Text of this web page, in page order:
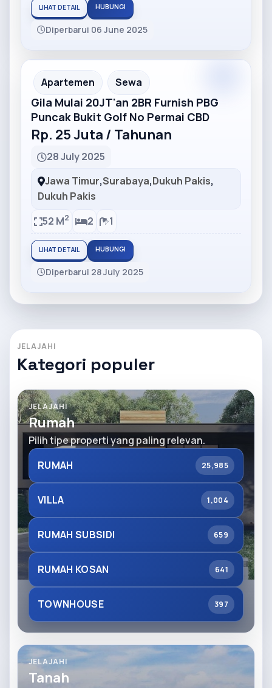
LIHAT DETAIL HUBUNGI
Diperbarui 06 June 2025
Partner Ad
Apartemen Sewa
Gila Mulai 20JT'an 2BR Furnish PBG
Puncak Bukit Golf No Permai CBD
Rp. 25 Juta / Tahunan
28 July 2025
Jawa Timur,Surabaya,Dukuh Pakis,
Dukuh Pakis
52 M2 2 1
LIHAT DETAIL HUBUNGI
Diperbarui 28 July 2025
JELAJAHI
Kategori populer
JELAJAHI
Rumah
Pilih tipe properti yang paling relevan.
RUMAH
25,985
VILLA 1,004
RUMAH SUBSIDI 659
RUMAH KOSAN 641
TOWNHOUSE 397
JELAJAHI
Tanah